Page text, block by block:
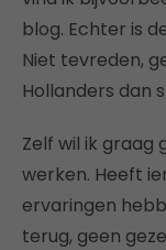
blog. Echter is
Niet tevreden,
Hollanders dan
Zelf wil ik graag
werken. Heeft
ervaringen
terug, geen